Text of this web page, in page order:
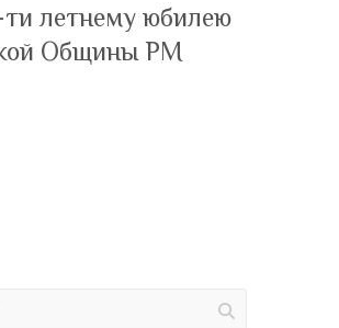
летнему юбилею
Общины РМ